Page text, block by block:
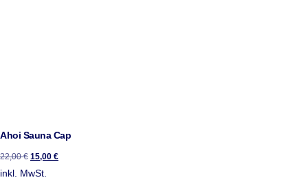
Ahoi Sauna Cap
22,00€ 15,00 €
inkl. MwSt.